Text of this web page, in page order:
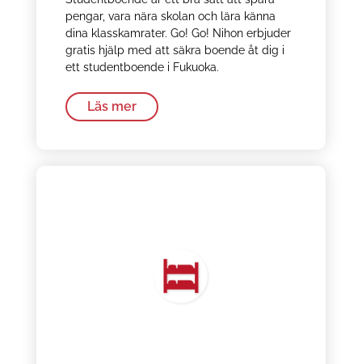
pengar, vara nära skolan och lära känna
dina klasskamrater. Go! Go! Nihon erbjuder
gratis hjälp med att säkra boende åt dig i
ett studentboende i Fukuoka.
Läs mer